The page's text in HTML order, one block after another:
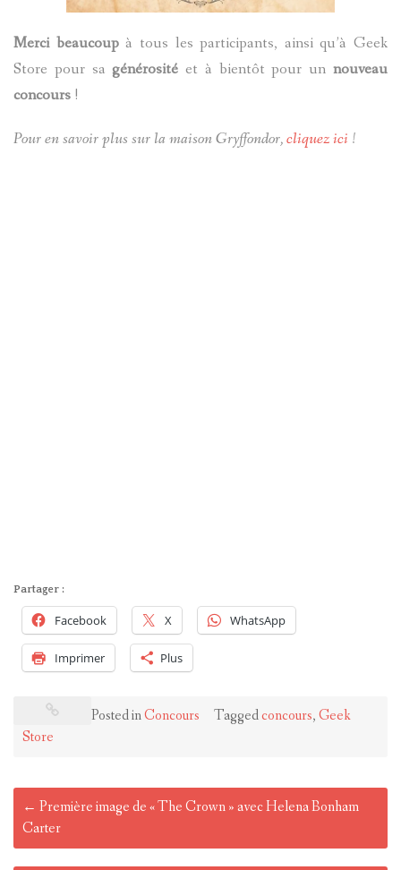
Merci beaucoupà tous les participants, ainsi qu’à Geek
Store pour sagénérosité et à bientôt pour un nouveau
concours !
Pour en savoir plus sur la maison Gryffondor,cliquez ici !
Partager :
Facebook X WhatsApp
Imprimer Plus
Posted inConcours Taggedconcours,Geek
Store
Post
navigation
← Première image de « The Crown » avec Helena Bonham
Carter